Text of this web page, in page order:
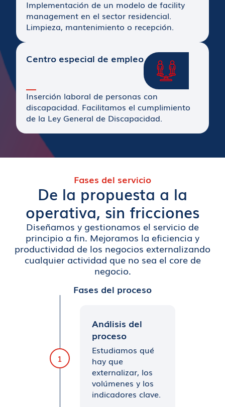
Implementación de un modelo de facility
management en el sector residencial.
Limpieza, mantenimiento o recepción.
Centro especial de empleo
Inserción laboral de personas con
discapacidad. Facilitamos el cumplimiento
de la Ley General de Discapacidad.
Fases del servicio
De la propuesta a la
operativa, sin fricciones
Diseñamos y gestionamos el servicio de
principio a fin. Mejoramos la eficiencia y
productividad de los negocios externalizando
cualquier actividad que no sea el core de
negocio.
Fases del proceso
1
Análisis del
proceso
Estudiamos qué
hay que
externalizar, los
volúmenes y los
indicadores clave.